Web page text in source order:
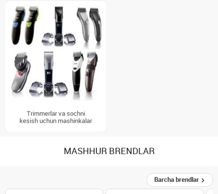
Trimmerlar va sochni
kesish uchun mashinkalar
MASHHUR BRENDLAR
Barcha brendlar